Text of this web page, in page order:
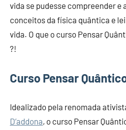
vida se pudesse compreender e
conceitos da física quântica e
vida. O que o curso Pensar
?!
Curso Pensar
Idealizado pela renomada
D’addona, o curso Pensar